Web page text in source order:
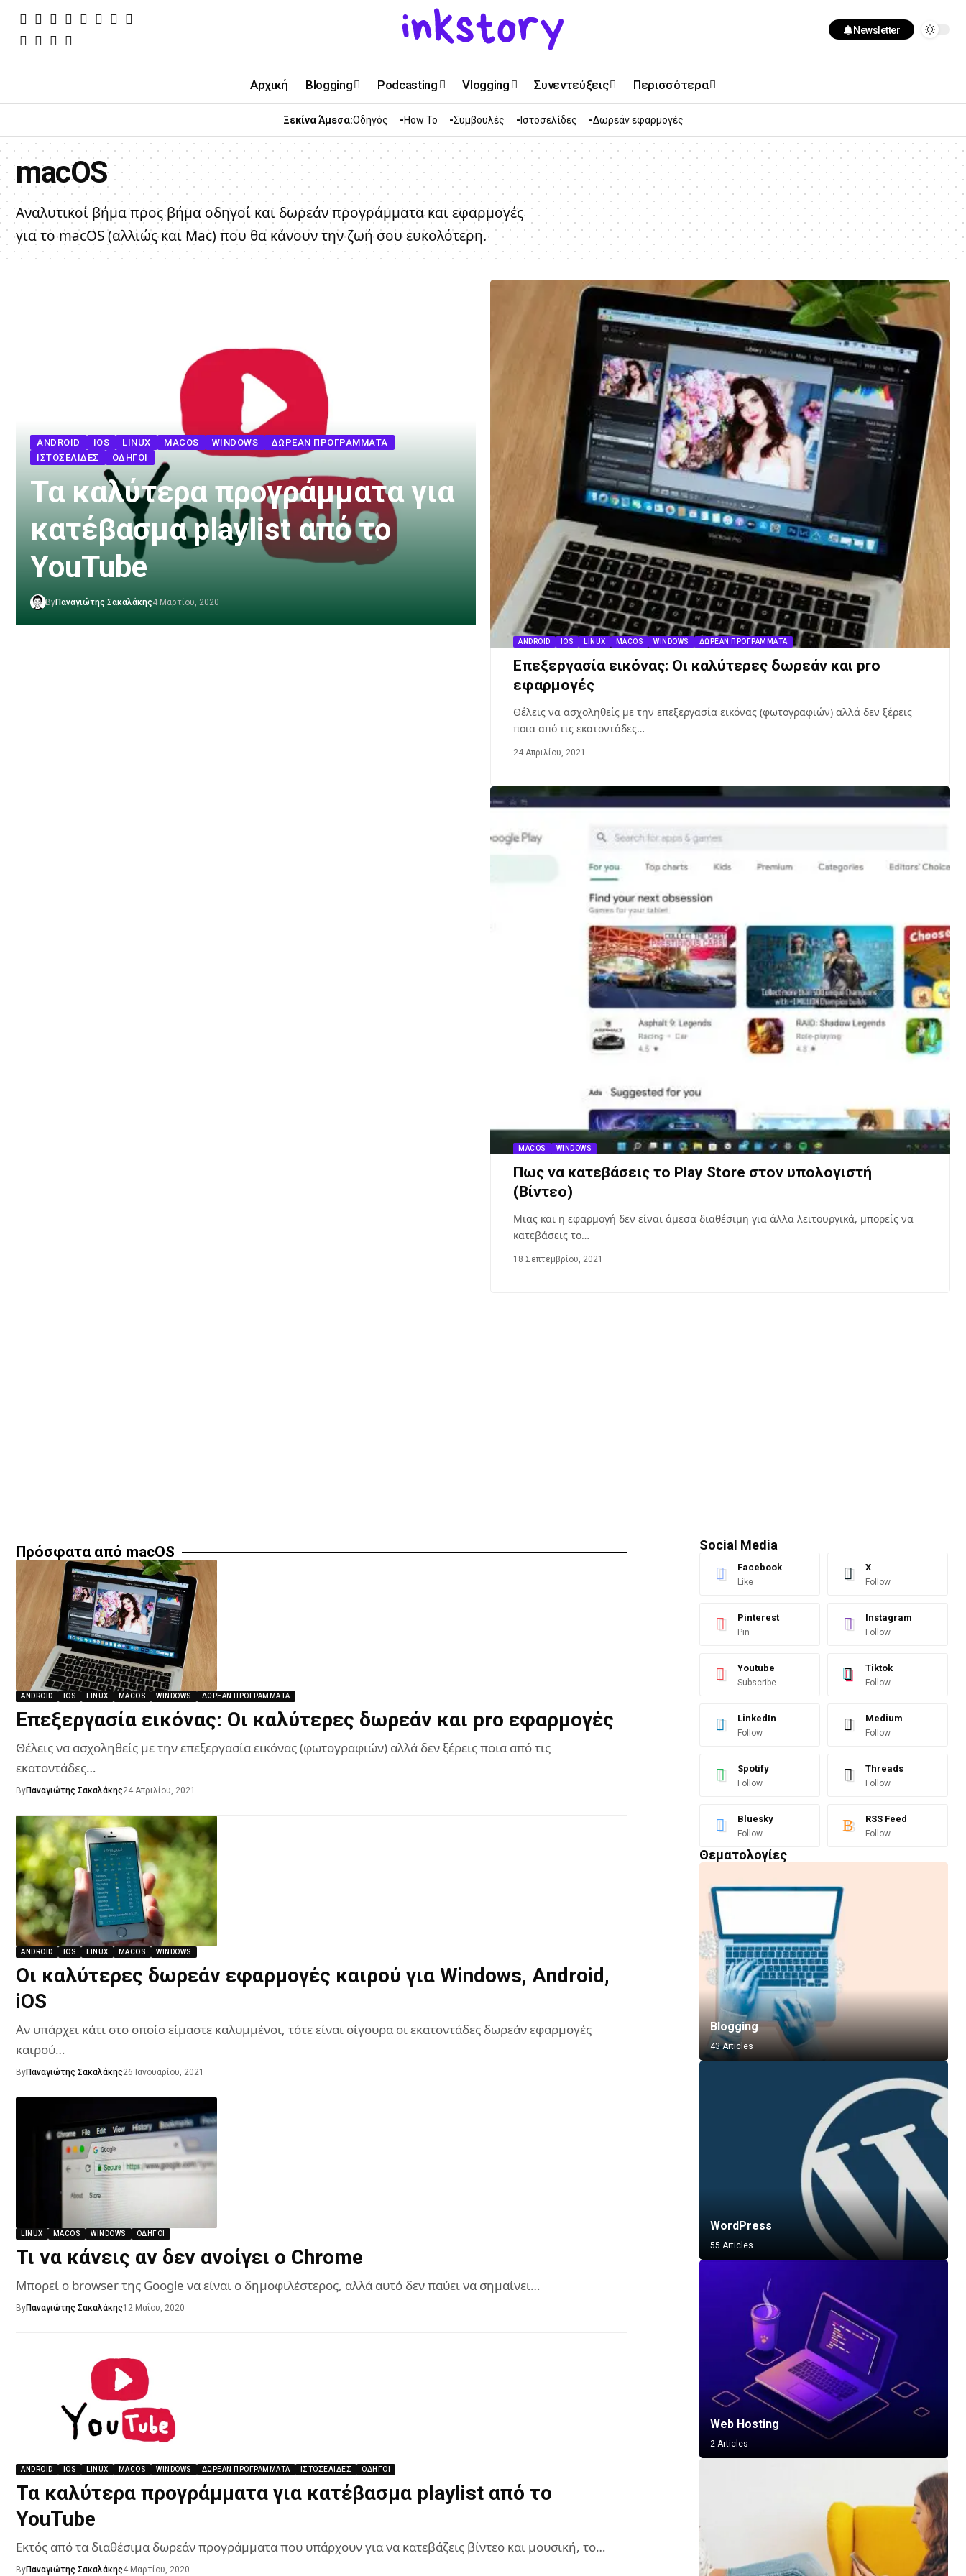
Newsletter
Αρχική Blogging Podcasting Vlogging Συνεντεύξεις Περισσότερα
Ξεκίνα Άμεσα:Οδηγός How To Συμβουλές Ιστοσελίδες Δωρεάν εφαρμογές
macOS
Αναλυτικοί βήμα προς βήμα οδηγοί και δωρεάν προγράμματα και εφαρμογές
για το macOS (αλλιώς και Mac) που θα κάνουν την ζωή σου ευκολότερη.
ANDROID IOS LINUX MACOS WINDOWS
ΔΩΡΕΆΝ ΠΡΟΓΡΆΜΜΑΤΑ
ΙΣΤΟΣΕΛΊΔΕΣ
ΟΔΗΓΟΊ
Τα καλύτερα προγράμματα για
κατέβασμα playlist από το
YouTube
ByΠαναγιώτης Σακαλάκης4 Μαρτίου, 2020
ANDROID IOS LINUX MACOS WINDOWS ΔΩΡΕΆΝ ΠΡΟΓΡΆΜΜΑΤΑ
Επεξεργασία εικόνας: Οι καλύτερες δωρεάν και pro
εφαρμογές
Θέλεις να ασχοληθείς με την επεξεργασία εικόνας (φωτογραφιών) αλλά δεν ξέρεις
ποια από τις εκατοντάδες…
24 Απριλίου, 2021
MACOS WINDOWS
Πως να κατεβάσεις το Play Store στον υπολογιστή
(Βίντεο)
Μιας και η εφαρμογή δεν είναι άμεσα διαθέσιμη για άλλα λειτουργικά, μπορείς να
κατεβάσεις το…
18 Σεπτεμβρίου, 2021
Πρόσφατα από macOS
ANDROID IOS LINUX MACOS WINDOWS ΔΩΡΕΆΝ ΠΡΟΓΡΆΜΜΑΤΑ
Επεξεργασία εικόνας: Οι καλύτερες δωρεάν και pro εφαρμογές
Θέλεις να ασχοληθείς με την επεξεργασία εικόνας (φωτογραφιών) αλλά δεν ξέρεις ποια από τις
εκατοντάδες…
ByΠαναγιώτης Σακαλάκης24 Απριλίου, 2021
ANDROID IOS LINUX MACOS WINDOWS
Οι καλύτερες δωρεάν εφαρμογές καιρού για Windows, Android,
iOS
Αν υπάρχει κάτι στο οποίο είμαστε καλυμμένοι, τότε είναι σίγουρα οι εκατοντάδες δωρεάν εφαρμογές
καιρού…
ByΠαναγιώτης Σακαλάκης26 Ιανουαρίου, 2021
LINUX MACOS WINDOWS ΟΔΗΓΟΊ
Τι να κάνεις αν δεν ανοίγει ο Chrome
Μπορεί ο browser της Google να είναι ο δημοφιλέστερος, αλλά αυτό δεν παύει να σημαίνει…
ByΠαναγιώτης Σακαλάκης12 Μαΐου, 2020
ANDROID IOS LINUX MACOS WINDOWS ΔΩΡΕΆΝ ΠΡΟΓΡΆΜΜΑΤΑ ΙΣΤΟΣΕΛΊΔΕΣ ΟΔΗΓΟΊ
Τα καλύτερα προγράμματα για κατέβασμα playlist από το
YouTube
Εκτός από τα διαθέσιμα δωρεάν προγράμματα που υπάρχουν για να κατεβάζεις βίντεο και μουσική, το…
ByΠαναγιώτης Σακαλάκης4 Μαρτίου, 2020
Social Media
Facebook
Like
X
Follow
Pinterest
Pin
Instagram
Follow
Youtube
Subscribe
Tiktok
Follow
LinkedIn
Follow
Medium
Follow
Spotify
Follow
Threads
Follow
Bluesky
Follow
RSS Feed
Follow
Θεματολογίες
Blogging
43 Articles
WordPress
55 Articles
Web Hosting
2 Articles